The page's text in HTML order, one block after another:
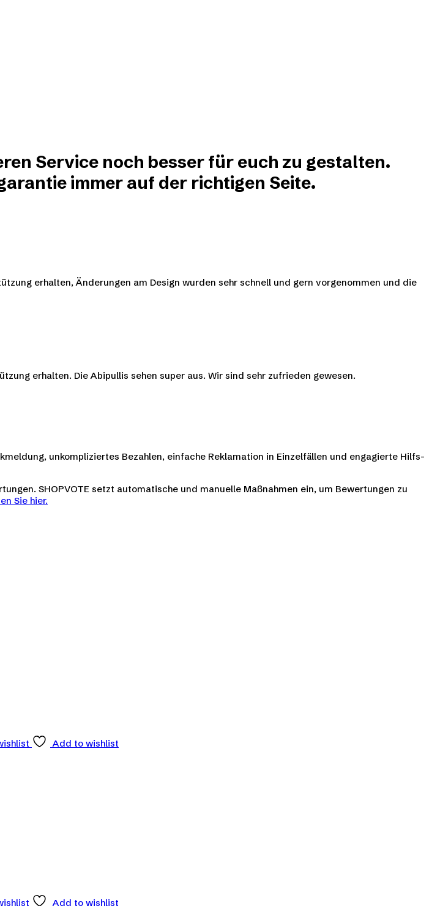
Service noch besser für euch zu gestalten.
immer auf der richtigen Seite.
erhalten, Änderungen am Design wurden sehr schnell und gern vorgenommen und die
erhalten. Die Abipullis sehen super aus. Wir sind sehr zufrieden gewesen.
unkompliziertes Bezahlen, einfache Reklamation in Einzelfällen und engagierte Hilfs-
SHOPVOTE setzt automatische und manuelle Maßnahmen ein, um Bewertungen zu
Sie hier.
Add to wishlist
Add to wishlist